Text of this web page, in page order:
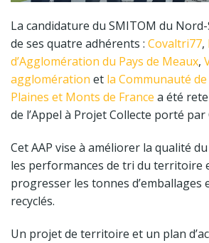
La candidature du SMITOM du
de ses quatre adhérents : Covaltri77,
d’Agglomération du Pays de Meaux,
agglomération et la Communauté
Plaines et Monts de France a été
de l’Appel à Projet Collecte porté par
Cet AAP vise à améliorer la qualité
les performances de tri du territoire
progresser les tonnes d’emballages
recyclés.
Un projet de territoire et un plan